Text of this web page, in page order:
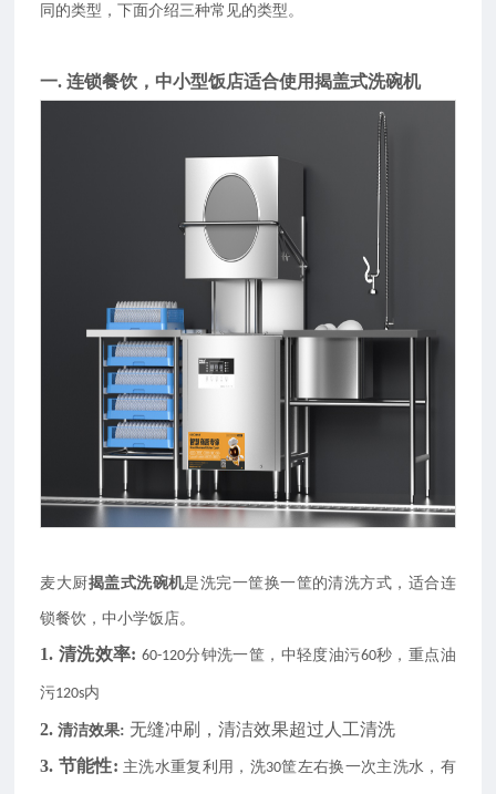
同的类型，下面介绍三种常见的类型。
一. 连锁餐饮，中小型饭店适合使用揭盖式洗碗机
麦大厨揭盖式洗碗机是洗完一筐换一筐的清洗方式，适合连
锁餐饮，中小学饭店。
1. 清洗效率: 60-120分钟洗一筐，中轻度油污60秒，重点油
污120s内
2.清洁效果: 无缝冲刷，清洁效果超过人工清洗
3. 节能性: 主洗水重复利用，洗30筐左右换一次主洗水，有